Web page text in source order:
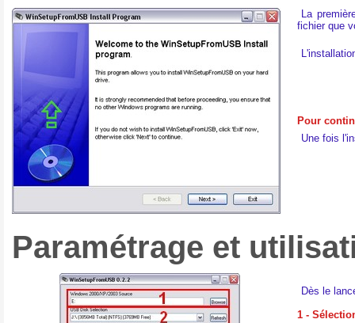
La
fichier que
Pour
Une fois
Paramétrage et
Dès le
1 -